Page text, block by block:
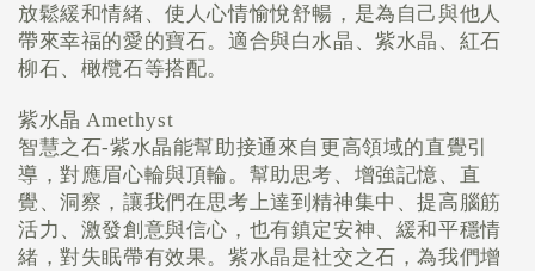
放鬆緩和情緒、使人心情愉悅舒暢，是為自己與他人
帶來幸福的愛的寶石。適合與白水晶、紫水晶、紅石
柳石、橄欖石等搭配。
紫水晶 Amethyst
智慧之石-紫水晶能幫助接通來自更高領域的直覺引
導，對應眉心輪與頂輪。幫助思考、增強記憶、直
覺、洞察，讓我們在思考上達到精神集中、提高腦筋
活力、激發創意與信心，也有鎮定安神、緩和平穩情
緒，對失眠帶有效果。紫水晶是社交之石，為我們增